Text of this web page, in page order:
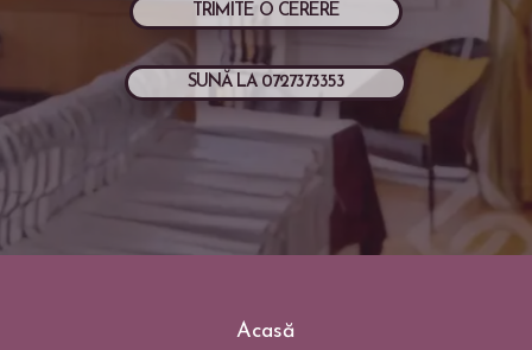
TRIMITE O CERERE
SUNĂ LA 0727373353
Acasă